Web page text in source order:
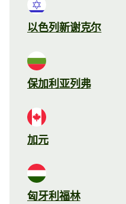
以色列新谢克尔
保加利亚列弗
加元
匈牙利福林